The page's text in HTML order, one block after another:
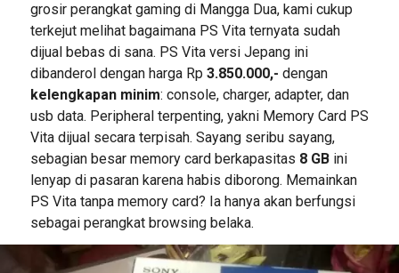
grosir perangkat gaming di Mangga Dua, kami cukup
terkejut melihat bagaimana PS Vita ternyata sudah
dijual bebas di sana. PS Vita versi Jepang ini
dibanderol dengan harga Rp 3.850.000,- dengan
kelengkapan minim: console, charger, adapter, dan
usb data. Peripheral terpenting, yakni Memory Card PS
Vita dijual secara terpisah. Sayang seribu sayang,
sebagian besar memory card berkapasitas 8 GBini
lenyap di pasaran karena habis diborong. Memainkan
PS Vita tanpa memory card? Ia hanya akan berfungsi
sebagai perangkat browsing belaka.